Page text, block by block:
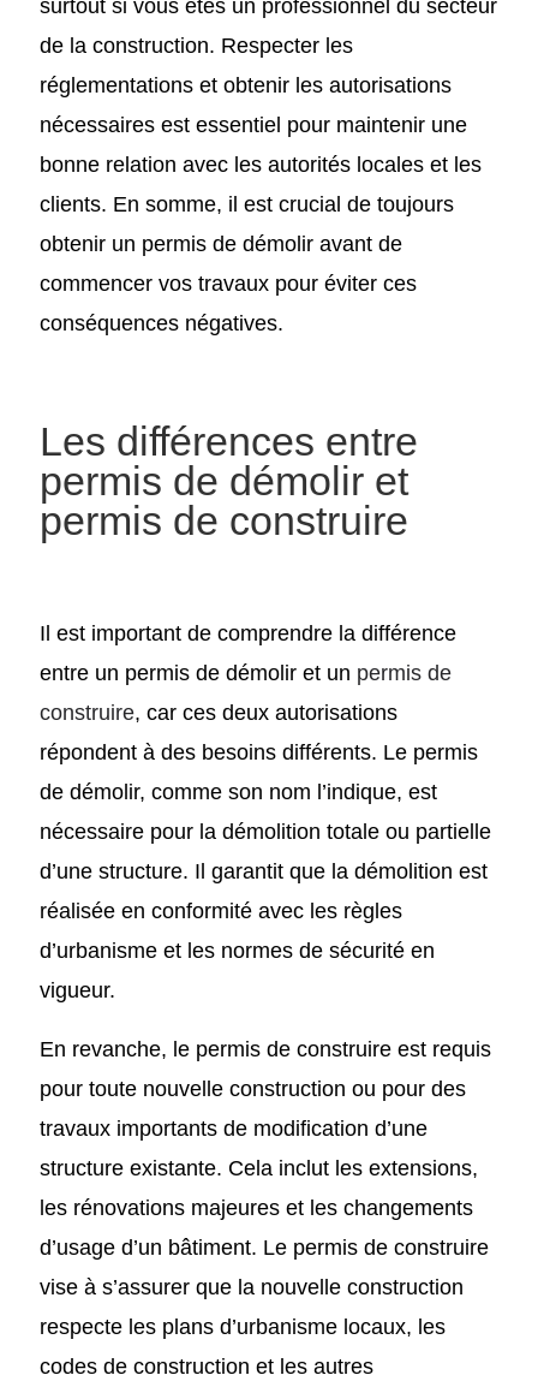
surtout si vous êtes un professionnel du secteur
de la construction. Respecter les
réglementations et obtenir les autorisations
nécessaires est essentiel pour maintenir une
bonne relation avec les autorités locales et les
clients. En somme, il est crucial de toujours
obtenir un permis de démolir avant de
commencer vos travaux pour éviter ces
conséquences négatives.
Les différences entre
permis de démolir et
permis de construire
Il est important de comprendre la différence
entre un permis de démolir et un permis de
construire, car ces deux autorisations
répondent à des besoins différents. Le permis
de démolir, comme son nom l’indique, est
nécessaire pour la démolition totale ou partielle
d’une structure. Il garantit que la démolition est
réalisée en conformité avec les règles
d’urbanisme et les normes de sécurité en
vigueur.
En revanche, le permis de construire est requis
pour toute nouvelle construction ou pour des
travaux importants de modification d’une
structure existante. Cela inclut les extensions,
les rénovations majeures et les changements
d’usage d’un bâtiment. Le permis de construire
vise à s’assurer que la nouvelle construction
respecte les plans d’urbanisme locaux, les
codes de construction et les autres